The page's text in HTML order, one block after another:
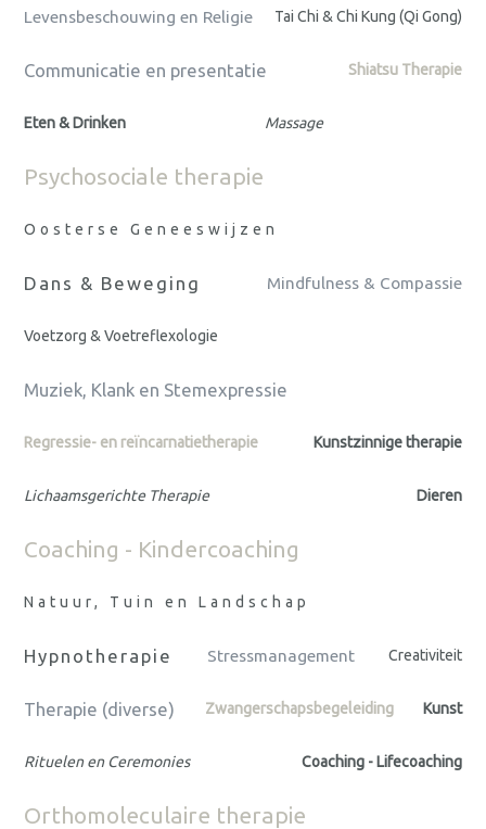
Levensbeschouwing en Religie Tai Chi & Chi Kung (Qi Gong)
Communicatie en presentatie Shiatsu Therapie
Eten & Drinken Massage
Psychosociale therapie
Oosterse Geneeswijzen
Dans & Beweging Mindfulness & Compassie
Voetzorg & Voetreflexologie
Muziek, Klank en Stemexpressie
Regressie- en reïncarnatietherapie Kunstzinnige therapie
Lichaamsgerichte Therapie Dieren
Coaching - Kindercoaching
Natuur, Tuin en Landschap
Hypnotherapie Stressmanagement Creativiteit
Therapie (diverse) Zwangerschapsbegeleiding Kunst
Rituelen en Ceremonies Coaching - Lifecoaching
Orthomoleculaire therapie